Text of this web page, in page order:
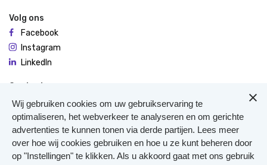
Volg ons
Facebook
Instagram
LinkedIn
Contact
De Molen 94
3995 AX Houten
0306348900
Meer contact
Veterinair Vangnet
Wij gebruiken cookies om uw gebruikservaring te
optimaliseren, het webverkeer te analyseren en om gerichte
advertenties te kunnen tonen via derde partijen. Lees meer
over hoe wij cookies gebruiken en hoe u ze kunt beheren door
op "Instellingen" te klikken. Als u akkoord gaat met ons gebruik